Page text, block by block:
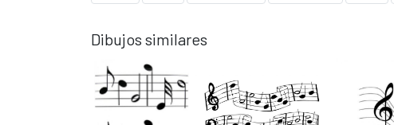
Dibujos similares